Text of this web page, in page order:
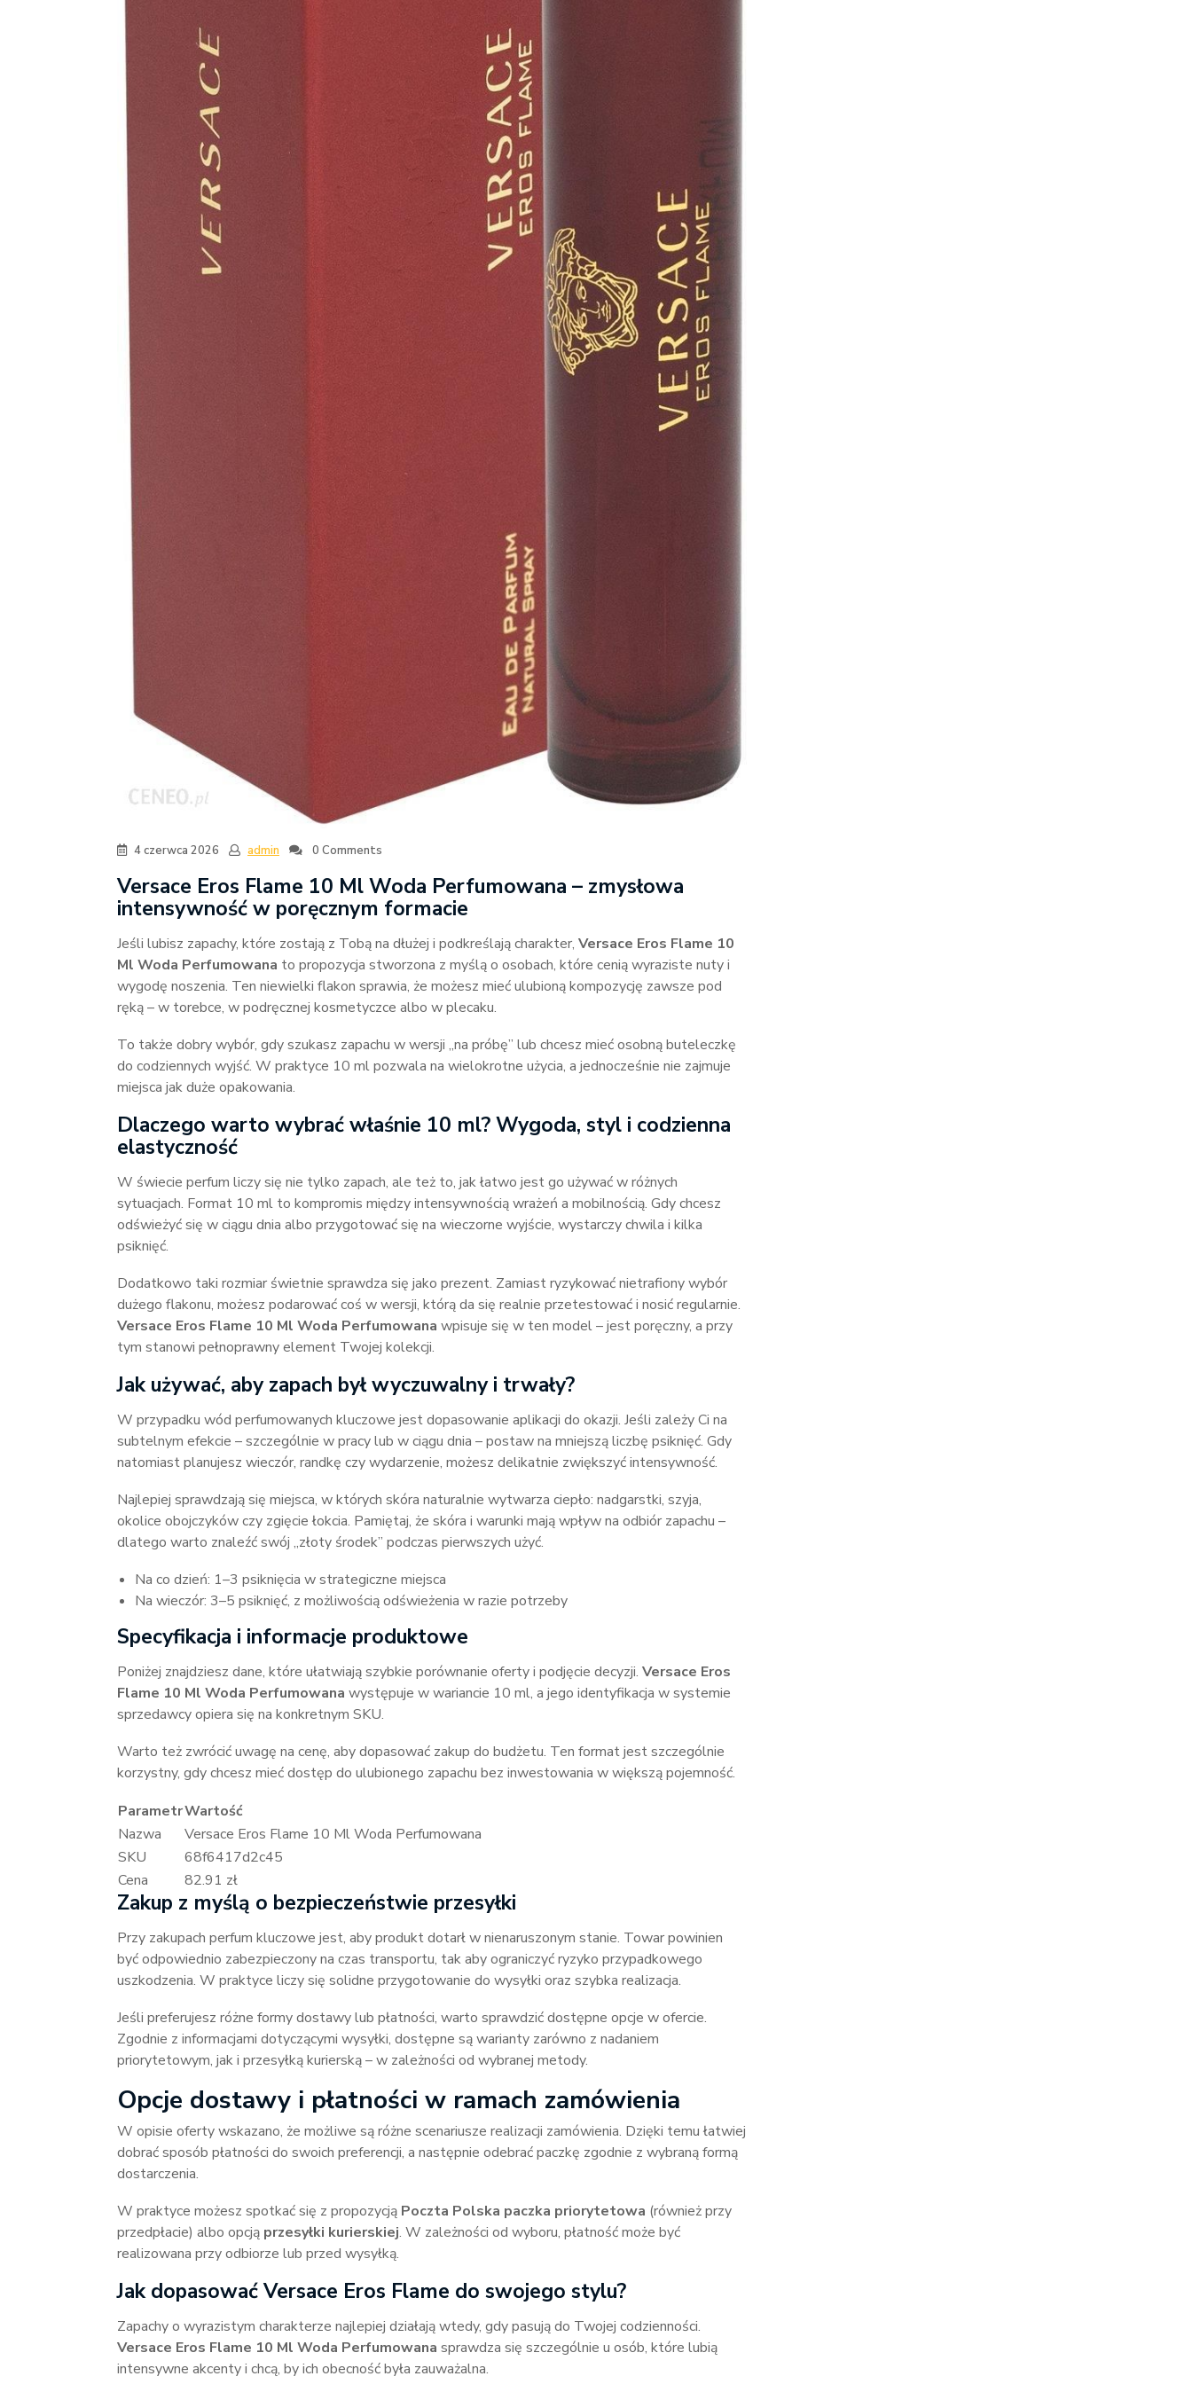
4 czerwca 2026 admin 0 Comments
Versace Eros Flame 10 Ml Woda Perfumowana – zmysłowa
intensywność w poręcznym formacie
Jeśli lubisz zapachy, które zostają z Tobą na dłużej i podkreślają charakter, Versace Eros Flame 10
Ml Woda Perfumowana to propozycja stworzona z myślą o osobach, które cenią wyraziste nuty i
wygodę noszenia. Ten niewielki flakon sprawia, że możesz mieć ulubioną kompozycję zawsze pod
ręką – w torebce, w podręcznej kosmetyczce albo w plecaku.
To także dobry wybór, gdy szukasz zapachu w wersji „na próbę” lub chcesz mieć osobną buteleczkę
do codziennych wyjść. W praktyce 10 ml pozwala na wielokrotne użycia, a jednocześnie nie zajmuje
miejsca jak duże opakowania.
Dlaczego warto wybrać właśnie 10 ml? Wygoda, styl i codzienna
elastyczność
W świecie perfum liczy się nie tylko zapach, ale też to, jak łatwo jest go używać w różnych
sytuacjach. Format 10 ml to kompromis między intensywnością wrażeń a mobilnością. Gdy chcesz
odświeżyć się w ciągu dnia albo przygotować się na wieczorne wyjście, wystarczy chwila i kilka
psiknięć.
Dodatkowo taki rozmiar świetnie sprawdza się jako prezent. Zamiast ryzykować nietrafiony wybór
dużego flakonu, możesz podarować coś w wersji, którą da się realnie przetestować i nosić regularnie.
Versace Eros Flame 10 Ml Woda Perfumowana wpisuje się w ten model – jest poręczny, a przy
tym stanowi pełnoprawny element Twojej kolekcji.
Jak używać, aby zapach był wyczuwalny i trwały?
W przypadku wód perfumowanych kluczowe jest dopasowanie aplikacji do okazji. Jeśli zależy Ci na
subtelnym efekcie – szczególnie w pracy lub w ciągu dnia – postaw na mniejszą liczbę psiknięć. Gdy
natomiast planujesz wieczór, randkę czy wydarzenie, możesz delikatnie zwiększyć intensywność.
Najlepiej sprawdzają się miejsca, w których skóra naturalnie wytwarza ciepło: nadgarstki, szyja,
okolice obojczyków czy zgięcie łokcia. Pamiętaj, że skóra i warunki mają wpływ na odbiór zapachu –
dlatego warto znaleźć swój „złoty środek” podczas pierwszych użyć.
Na co dzień: 1–3 psiknięcia w strategiczne miejsca
Na wieczór: 3–5 psiknięć, z możliwością odświeżenia w razie potrzeby
Specyfikacja i informacje produktowe
Poniżej znajdziesz dane, które ułatwiają szybkie porównanie oferty i podjęcie decyzji. Versace Eros
Flame 10 Ml Woda Perfumowana występuje w wariancie 10 ml, a jego identyfikacja w systemie
sprzedawcy opiera się na konkretnym SKU.
Warto też zwrócić uwagę na cenę, aby dopasować zakup do budżetu. Ten format jest szczególnie
korzystny, gdy chcesz mieć dostęp do ulubionego zapachu bez inwestowania w większą pojemność.
ParametrWartość
Nazwa
Versace Eros Flame 10 Ml Woda Perfumowana
SKU
68f6417d2c45
Cena
82.91 zł
Zakup z myślą o bezpieczeństwie przesyłki
Przy zakupach perfum kluczowe jest, aby produkt dotarł w nienaruszonym stanie. Towar powinien
być odpowiednio zabezpieczony na czas transportu, tak aby ograniczyć ryzyko przypadkowego
uszkodzenia. W praktyce liczy się solidne przygotowanie do wysyłki oraz szybka realizacja.
Jeśli preferujesz różne formy dostawy lub płatności, warto sprawdzić dostępne opcje w ofercie.
Zgodnie z informacjami dotyczącymi wysyłki, dostępne są warianty zarówno z nadaniem
priorytetowym, jak i przesyłką kurierską – w zależności od wybranej metody.
Opcje dostawy i płatności w ramach zamówienia
W opisie oferty wskazano, że możliwe są różne scenariusze realizacji zamówienia. Dzięki temu łatwiej
dobrać sposób płatności do swoich preferencji, a następnie odebrać paczkę zgodnie z wybraną formą
dostarczenia.
W praktyce możesz spotkać się z propozycją Poczta Polska paczka priorytetowa (również przy
przedpłacie) albo opcją przesyłki kurierskiej. W zależności od wyboru, płatność może być
realizowana przy odbiorze lub przed wysyłką.
Jak dopasować Versace Eros Flame do swojego stylu?
Zapachy o wyrazistym charakterze najlepiej działają wtedy, gdy pasują do Twojej codzienności.
Versace Eros Flame 10 Ml Woda Perfumowana sprawdza się szczególnie u osób, które lubią
intensywne akcenty i chcą, by ich obecność była zauważalna.